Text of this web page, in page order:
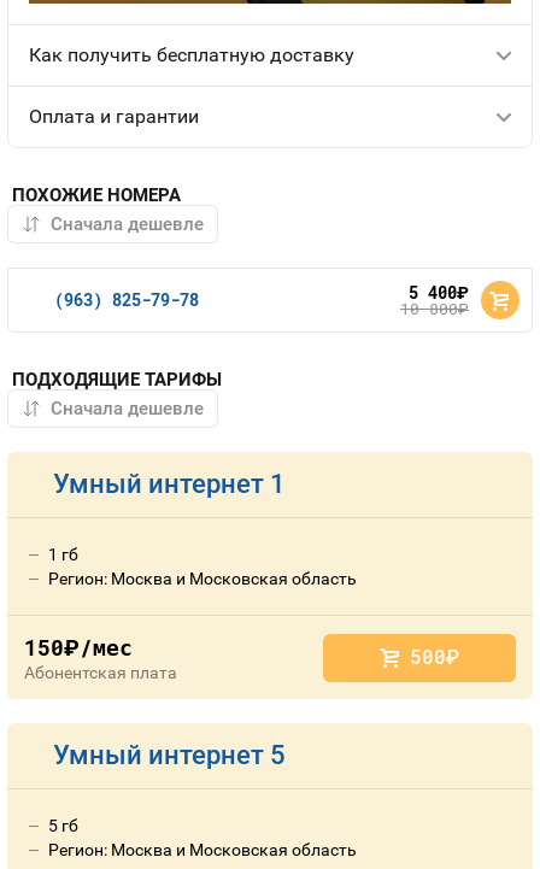
Как получить бесплатную доставку
Оплата и гарантии
ПОХОЖИЕ НОМЕРА
(963) 825-79-78 5 400руб.
10 800руб.
ПОДХОДЯЩИЕ ТАРИФЫ
Умный интернет 1
1 гб
Регион: Москва и Московская область
150руб./мес
Абонентская плата
500руб.
Умный интернет 5
5 гб
Регион: Москва и Московская область